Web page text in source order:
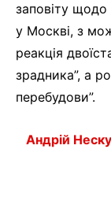
заповіту
у Москві, з
реакція
зрадника”, а
перебудови”.
Андрій